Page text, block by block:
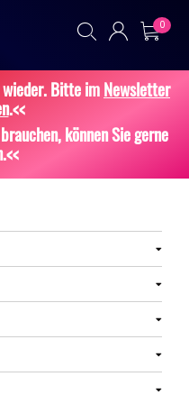
0
wieder. Bitte imNewsletter
.<<
können Sie gerne